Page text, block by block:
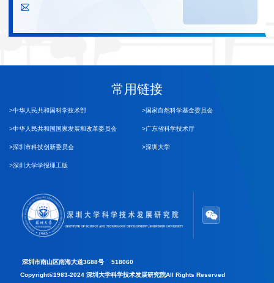
深圳市南山区南海大道3688号 518060
Copyright©1983-2024 深圳大学科学技术发展研究院All Rights Reserved
常用链接
>中华人民共和国科学技术部 >国家自然科学基金委员会
>中华人民共和国国家发展和改革委员会 >广东省科学技术厅
>深圳市科技创新委员会 >深圳大学
>深圳大学学报理工版